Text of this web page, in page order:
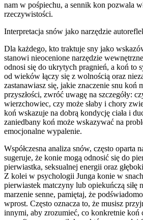
nam w pośpiechu, a sennik kon pozwala
rzeczywistości.
Interpretacja snów jako narzędzie
Dla każdego, kto traktuje sny jako
stanowi nieocenione narzędzie
odnosi się do ukrytych pragnień, a koń to
od wieków łączy się z wolnością oraz
zastanawiasz się, jakie znaczenie snu koń
przyszłości, zwróć uwagę na szczegóły:
wierzchowiec, czy może słaby i chory
koń wskazuje na dobrą kondycję ciała i
zaniedbany koń może wskazywać na
emocjonalne wypalenie.
Współczesna analiza snów, często oparta
sugeruje, że konie mogą odnosić się do
pierwiastka, seksualnej energii oraz
Z kolei w psychologii Junga konie w
pierwiastek matczyny lub opiekuńczą siłę
marzenie senne, pamiętaj, że
wprost. Często oznacza to, że musisz
innymi, aby zrozumieć, co konkretnie koń